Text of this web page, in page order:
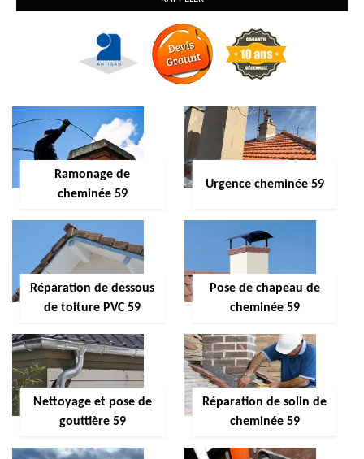
Ramonage de
cheminée 59
Urgence cheminée 59
Réparation de dessous
de toiture PVC 59
Pose de chapeau de
cheminée 59
Nettoyage et pose de
gouttière 59
Réparation de solin de
cheminée 59